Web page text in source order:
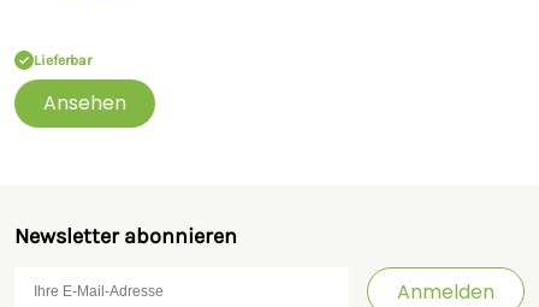
Lieferbar
Ansehen
Newsletter abonnieren
Anmelden